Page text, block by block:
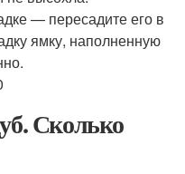
— пересадите его в
ямку, наполненную
Сколько